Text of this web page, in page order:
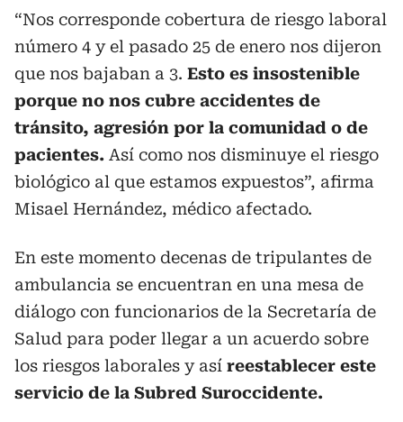
“Nos corresponde cobertura de riesgo laboral
número 4 y el pasado 25 de enero nos dijeron
que nos bajaban a 3. Esto es insostenible
porque no nos cubre accidentes de
tránsito, agresión por la comunidad o de
pacientes. Así como nos disminuye el riesgo
biológico al que estamos expuestos”, afirma
Misael Hernández, médico afectado.
En este momento decenas de tripulantes de
ambulancia se encuentran en una mesa de
diálogo con funcionarios de la Secretaría de
Salud para poder llegar a un acuerdo sobre
los riesgos laborales y así reestablecer este
servicio de la Subred Suroccidente.